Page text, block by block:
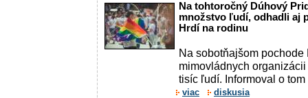
Na tohtoročný Dúhový
množstvo ľudí, odhadli aj
Hrdí na rodinu
Na sobotňajšom
mimovládnych
tisíc ľudí. Informoval o
viac diskusia